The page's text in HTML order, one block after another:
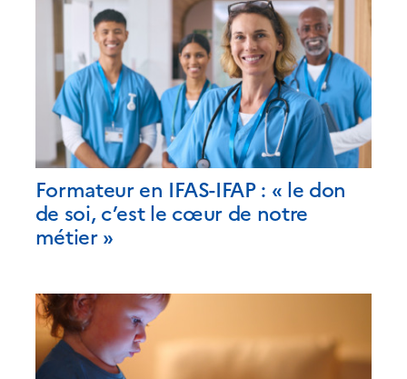
Formateur en IFAS-IFAP : « le don
de soi, c’est le cœur de notre
métier »